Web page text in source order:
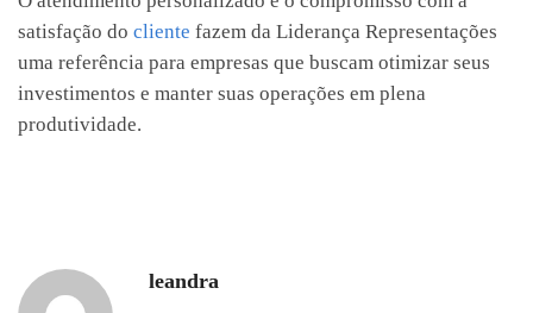
satisfação do cliente fazem da Liderança Representações
uma referência para empresas que buscam otimizar seus
investimentos e manter suas operações em plena
produtividade.
leandra